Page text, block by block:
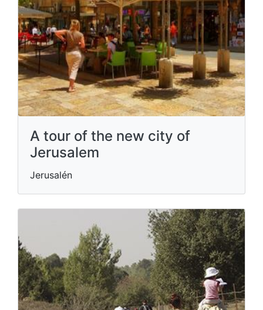
A tour of the new city of
Jerusalem
Jerusalén